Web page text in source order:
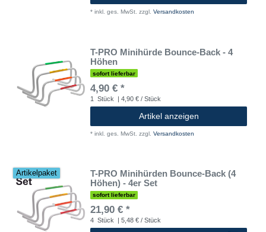
* inkl. ges. MwSt. zzgl. Versandkosten
T-PRO Minihürde Bounce-Back - 4
Höhen
sofort lieferbar
4,90 € *
1 Stück | 4,90 € / Stück
Artikel anzeigen
* inkl. ges. MwSt. zzgl. Versandkosten
Artikelpaket
T-PRO Minihürden Bounce-Back (4
Höhen) - 4er Set
sofort lieferbar
21,90 € *
4 Stück | 5,48 € / Stück